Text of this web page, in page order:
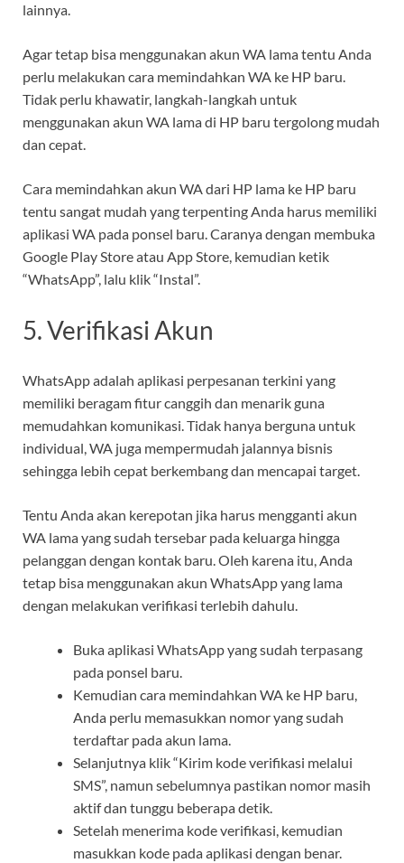
lainnya.
Agar tetap bisa menggunakan akun WA lama tentu Anda
perlu melakukan cara memindahkan WA ke HP baru.
Tidak perlu khawatir, langkah-langkah untuk
menggunakan akun WA lama di HP baru tergolong mudah
dan cepat.
Cara memindahkan akun WA dari HP lama ke HP baru
tentu sangat mudah yang terpenting Anda harus memiliki
aplikasi WA pada ponsel baru. Caranya dengan membuka
Google Play Store atau App Store, kemudian ketik
“WhatsApp”, lalu klik “Instal”.
5. Verifikasi Akun
WhatsApp adalah aplikasi perpesanan terkini yang
memiliki beragam fitur canggih dan menarik guna
memudahkan komunikasi. Tidak hanya berguna untuk
individual, WA juga mempermudah jalannya bisnis
sehingga lebih cepat berkembang dan mencapai target.
Tentu Anda akan kerepotan jika harus mengganti akun
WA lama yang sudah tersebar pada keluarga hingga
pelanggan dengan kontak baru. Oleh karena itu, Anda
tetap bisa menggunakan akun WhatsApp yang lama
dengan melakukan verifikasi terlebih dahulu.
Buka aplikasi WhatsApp yang sudah terpasang
pada ponsel baru.
Kemudian cara memindahkan WA ke HP baru,
Anda perlu memasukkan nomor yang sudah
terdaftar pada akun lama.
Selanjutnya klik “Kirim kode verifikasi melalui
SMS”, namun sebelumnya pastikan nomor masih
aktif dan tunggu beberapa detik.
Setelah menerima kode verifikasi, kemudian
masukkan kode pada aplikasi dengan benar.